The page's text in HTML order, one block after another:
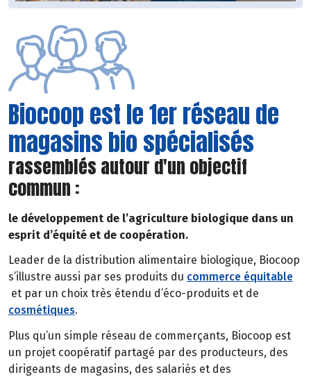
Biocoop est le 1er réseau de
magasins bio spécialisés
rassemblés autour d'un objectif
commun :
le développement de l’agriculture biologique dans un
esprit d’équité et de coopération.
Leader de la distribution alimentaire biologique, Biocoop
s’illustre aussi par ses produits du commerce équitable
et par un choix très étendu d’éco-produits et de
cosmétiques.
Plus qu’un simple réseau de commerçants, Biocoop est
un projet coopératif partagé par des producteurs, des
dirigeants de magasins, des salariés et des